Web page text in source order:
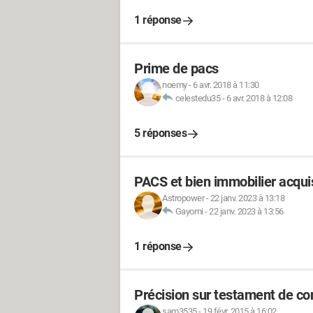
1 réponse
Prime de pacs
noemy- 6 avr. 2018 à 11:30
celestedu35- 6 avr. 2018 à 12:08
5 réponses
PACS et bien immobilier
Astropower-22 janv. 2023 à 13:18
Gayomi -22 janv. 2023 à 13:56
1 réponse
Précision sur testament de